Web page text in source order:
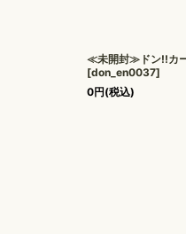
≪未開封≫ドン!!カ
[don_en0037]
0円(税込)